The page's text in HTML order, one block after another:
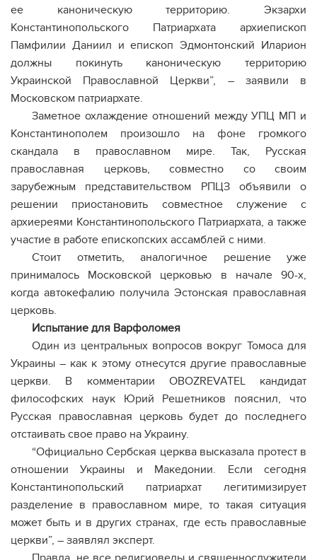
ее каноническую территорию. Экзархи
Константинопольского Патриархата архиепископ
Памфилии Даниил и епископ Эдмонтонский Иларион
должны покинуть каноническую территорию
Украинской Православной Церкви”, – заявили в
Московском патриархате.
Заметное охлаждение отношений между УПЦ МП и
Константинополем произошло на фоне громкого
скандала в православном мире. Так, Русская
православная церковь, совместно со своим
зарубежным представительством РПЦЗ объявили о
решении приостановить совместное служение с
архиереями Константинопольского Патриархата, а также
участие в работе епископских ассамблей с ними.
Стоит отметить, аналогичное решение уже
принималось Московской церковью в начале 90-х,
когда автокефалию получила Эстонская православная
церковь.
Испытание для Варфоломея
Один из центральных вопросов вокруг Томоса для
Украины – как к этому отнесутся другие православные
церкви. В комментарии OBOZREVATEL кандидат
философских наук Юрий Решетников пояснил, что
Русская православная церковь будет до последнего
отстаивать свое право на Украину.
“Официально Сербская церква высказала протест в
отношении Украины и Македонии. Если сегодня
Константинопольский патриархат легитимизирует
разделение в православном мире, то такая ситуация
может быть и в других странах, где есть православные
церкви”, – заявлял эксперт.